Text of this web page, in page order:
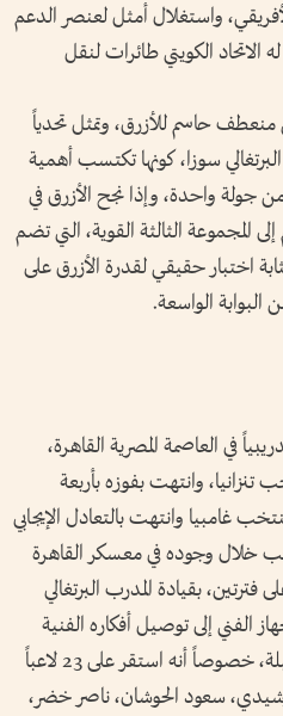
واستغلال أمثل لعنصر الدعم
الكويتي طائرات لنقل
حاسم للأزرق، وتمثل تحدياً
البرتغالي سوزا، كونها تكتسب أهمية
جولة واحدة، وإذا نجح الأزرق في
المجموعة الثالثة القوية، التي تضم
اختبار حقيقي لقدرة الأزرق على
البوابة الواسعة.
في العاصمة المصرية القاهرة،
وانتهت بفوزه بأربعة
غامبيا وانتهت بالتعادل الإيجابي
خلال وجوده في معسكر القاهرة
بقيادة المدرب البرتغالي
الفني إلى توصيل أفكاره الفنية
المطلوب تطبيقها خلال الفترة المقبلة، خصوصاً أنه استقر على 23 لاعباً
سعود الحوشان، ناصر خضر،